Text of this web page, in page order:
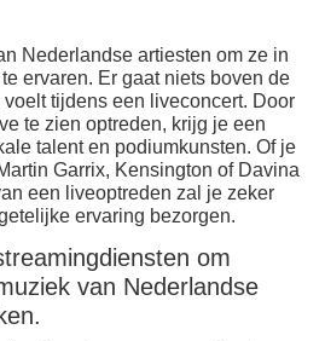
Nederlandse artiesten om ze in
ervaren. Er gaat niets boven de
tijdens een liveconcert. Door
te zien optreden, krijg je een
talent en podiumkunsten. Of je
Garrix, Kensington of Davina
een liveoptreden zal je zeker
ervaring bezorgen.
om
van Nederlandse